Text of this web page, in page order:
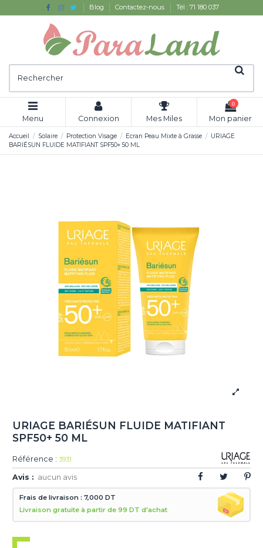
Blog Contactez-nous Tél : 71 180 037
Menu Connexion Mes Miles
0
Mon panier
Accueil Solaire Protection Visage Ecran Peau Mixte à Grasse
URIAGE
BARIÉSUN FLUIDE MATIFIANT SPF50+ 50 ML
URIAGE BARIÉSUN FLUIDE MATIFIANT
SPF50+ 50 ML
Référence : 3931
Avis : aucun avis
Frais de livraison : 7,000 DT
Livraison gratuite à partir de 99 DT d'achat